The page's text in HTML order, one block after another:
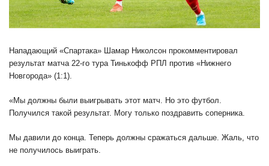
Нападающий «Спартака» Шамар Николсон прокомментировал
результат матча 22-го тура Тинькофф РПЛ против «Нижнего
Новгорода» (1:1).
«Мы должны были выигрывать этот матч. Но это футбол.
Получился такой результат. Могу только поздравить соперника.
Мы давили до конца. Теперь должны сражаться дальше. Жаль, что
не получилось выиграть.